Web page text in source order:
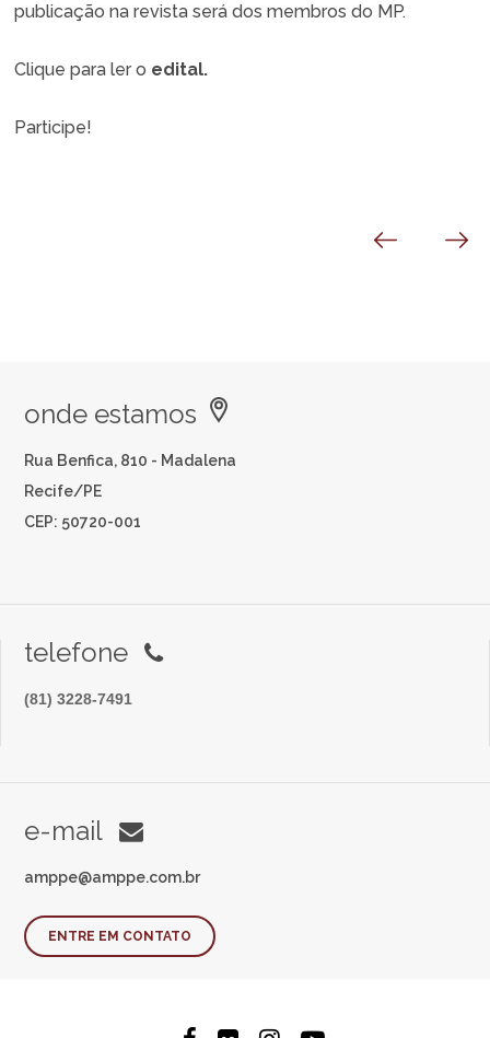
publicação na revista será dos membros do MP.
Clique para ler o edital.
Participe!
onde estamos
Rua Benfica, 810 - Madalena
Recife/PE
CEP: 50720-001
telefone
(81) 3228-7491
e-mail
amppe@amppe.com.br
ENTRE EM CONTATO